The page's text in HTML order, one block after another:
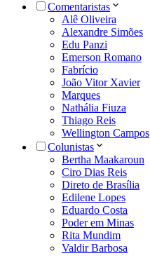
Comentaristas
Alê Oliveira
Alexandre Simões
Edu Panzi
Emerson Romano
Fabrício
João Vitor Xavier
Marques
Nathália Fiuza
Thiago Reis
Wellington Campos
Colunistas
Bertha Maakaroun
Ciro Dias Reis
Direto de Brasília
Edilene Lopes
Eduardo Costa
Poder em Minas
Rita Mundim
Valdir Barbosa